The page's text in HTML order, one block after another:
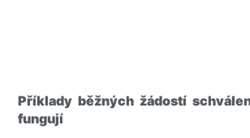
Příklady běžných žádostí
fungují